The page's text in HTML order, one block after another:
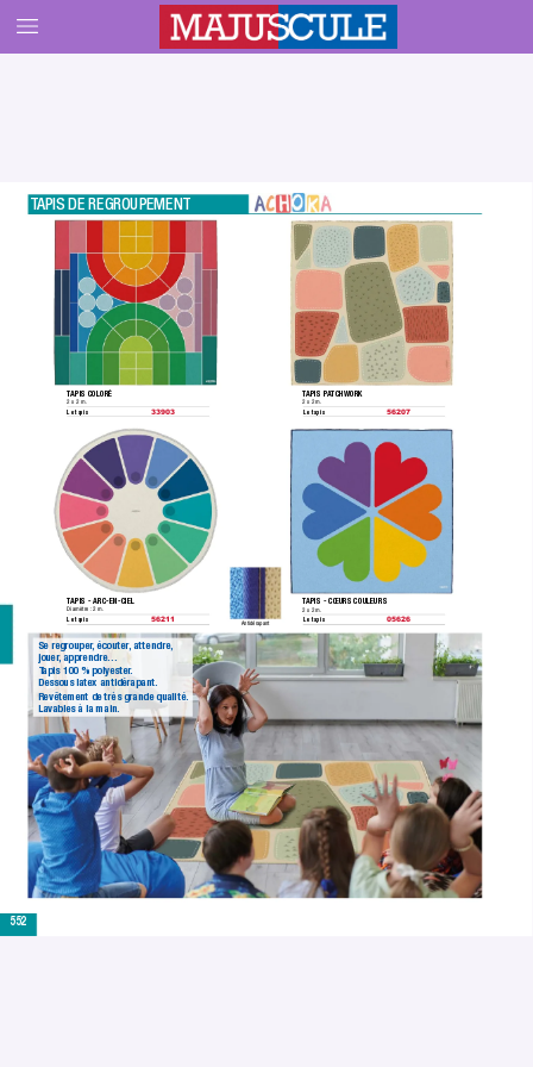
552
Antidérapant
TAPIS DE REGROUPEMENT
Le tapis 33903
TAPIS COLORÉ
2 x 2 m.
Le tapis 05626
TAPIS - CŒURS COULEURS
2 x 2 m.
Se regrouper, écouter, attendre,
jouer, apprendre…
Tapis 100 % polyester.
Dessous latex antidérapant.
Revêtement de très grande qualité.
Lavables à la main.
Le tapis 56207
TAPIS PATCHWORK
2 x 2 m.
Le tapis 56211
TAPIS - ARC-EN-CIEL
Diamètre : 2 m.